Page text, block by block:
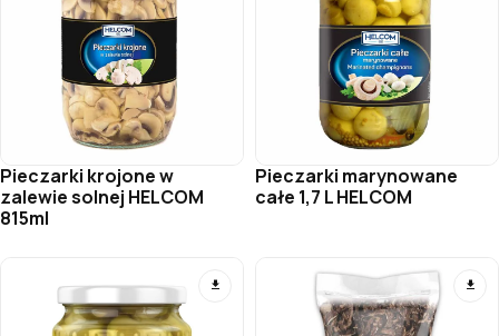
Pieczarki krojone w
zalewie solnej HELCOM
815ml
Pieczarki marynowane
całe 1,7 L HELCOM